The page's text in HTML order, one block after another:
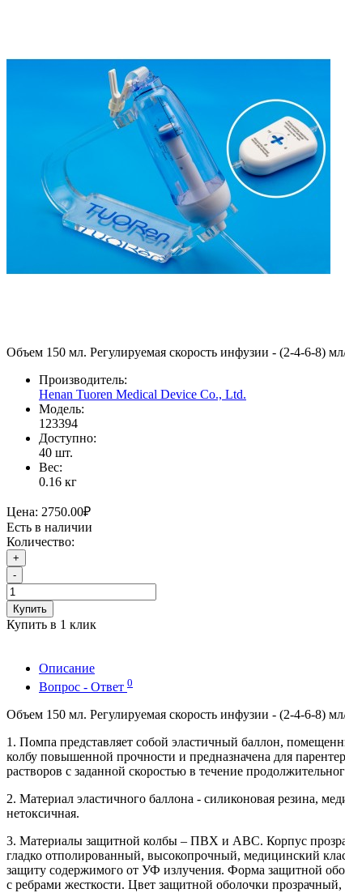
Объем 150 мл. Регулируемая скорость инфузии - (2-4-6-8)
Производитель:
Henan Tuoren Medical Device Co., Ltd.
Модель:
123394
Доступно:
40 шт.
Вес:
0.16 кг
Цена: 2750.00₽
Есть в наличии
Количество:
+
-
Купить
Купить в 1 клик
Описание
Вопрос - Ответ 0
Объем 150 мл. Регулируемая скорость инфузии - (2-4-6-8)
1. Помпа представляет собой эластичный баллон,
колбу повышенной прочности и предназначена для
растворов с заданной скоростью в течение
2. Материал эластичного баллона - силиконовая резина,
нетоксичная.
3. Материалы защитной колбы – ПВХ и АВС. Корпус
гладко отполированный, высокопрочный, медицинский
защиту содержимого от УФ излучения. Форма защитной
с ребрами жесткости. Цвет защитной оболочки прозрачный,